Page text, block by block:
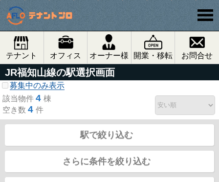
テナント オフィス オーナー様 開業・移転 お問合せ
JR福知山線の駅選択画面
募集中のみ表示
該当物件 4 棟
空き数 4 件
駅で絞り込む
さらに条件を絞り込む